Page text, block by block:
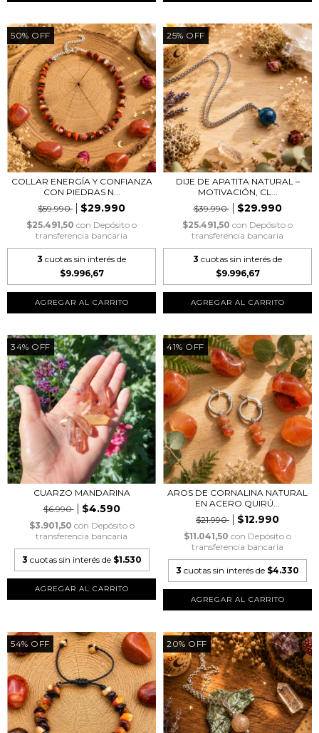
50% OFF
COLLAR ENERGÍA Y CONFIANZA
CON PIEDRAS N...
$59.990
$29.990
$25.491,50 con Depósito o
transferencia bancaria
3 cuotas sin interés de
$9.996,67
25% OFF
DIJE DE APATITA NATURAL –
MOTIVACIÓN, CL...
$39.990
$29.990
$25.491,50 con Depósito o
transferencia bancaria
3 cuotas sin interés de
$9.996,67
34% OFF
CUARZO MANDARINA
$6.990
$4.590
$3.901,50 con Depósito o
transferencia bancaria
3 cuotas sin interés de $1.530
41% OFF
AROS DE CORNALINA NATURAL
EN ACERO QUIRÚ...
$21.990
$12.990
$11.041,50 con Depósito o
transferencia bancaria
3 cuotas sin interés de $4.330
54% OFF 20% OFF